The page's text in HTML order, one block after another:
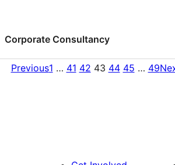
Corporate Consultancy
Previous1 … 41 42 43 44 45 … 49